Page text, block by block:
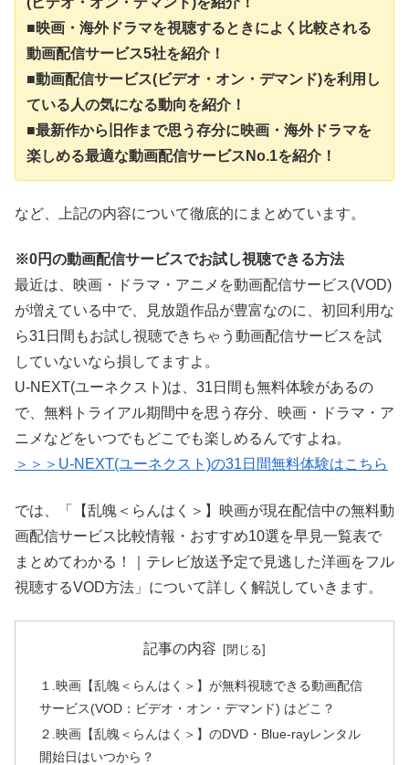
■映画・海外ドラマを視聴するときによく比較される
動画配信サービス5社を紹介！
■動画配信サービス(ビデオ・オン・デマンド)を利用し
ている人の気になる動向を紹介！
■最新作から旧作まで思う存分に映画・海外ドラマを
楽しめる最適な動画配信サービスNo.1を紹介！
など、上記の内容について徹底的にまとめています。
※0円の動画配信サービスでお試し視聴できる方法
最近は、映画・ドラマ・アニメを動画配信サービス(VOD)
が増えている中で、見放題作品が豊富なのに、初回利用な
ら31日間もお試し視聴できちゃう動画配信サービスを試
していないなら損してますよ。
U-NEXT(ユーネクスト)は、31日間も無料体験があるの
で、無料トライアル期間中を思う存分、映画・ドラマ・ア
ニメなどをいつでもどこでも楽しめるんですよね。
＞＞＞U-NEXT(ユーネクスト)の31日間無料体験はこちら
では、「【乱魄＜らんはく＞】映画が現在配信中の無料動
画配信サービス比較情報・おすすめ10選を早見一覧表で
まとめてわかる！｜テレビ放送予定で見逃した洋画をフル
視聴するVOD方法」について詳しく解説していきます。
記事の内容
１.映画【乱魄＜らんはく＞】が無料視聴できる動画配信
サービス(VOD：ビデオ・オン・デマンド) はどこ？
２.映画【乱魄＜らんはく＞】のDVD・Blue-rayレンタル
開始日はいつから？